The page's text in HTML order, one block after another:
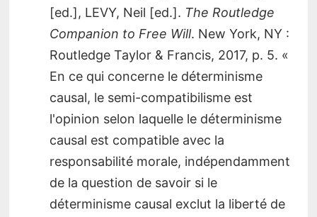
[ed.], LEVY, Neil [ed.]. The Routledge
Companion to Free Will. New York, NY :
Routledge Taylor & Francis, 2017, p. 5. «
En ce qui concerne le déterminisme
causal, le semi-compatibilisme est
l'opinion selon laquelle le déterminisme
causal est compatible avec la
responsabilité morale, indépendamment
de la question de savoir si le
déterminisme causal exclut la liberté de